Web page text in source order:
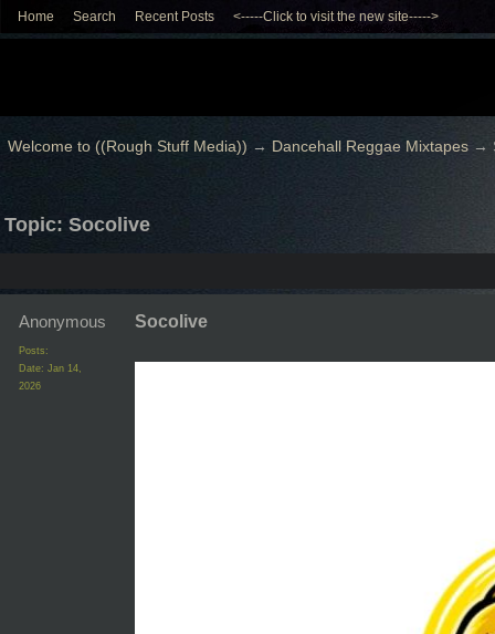
Home Search Recent Posts <-----Click to visit the new site----->
Welcome to ((Rough Stuff Media)) → Dancehall Reggae Mixtapes→
Topic: Socolive
Anonymous
Posts:
Date: Jan 14,
2026
Socolive